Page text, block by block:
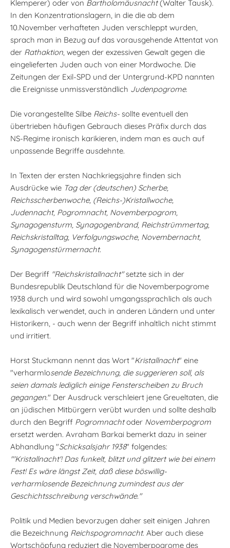
Klemperer) oder von Bartholomäusnacht(Walter Tausk).
In den Konzentrationslagern, in die die ab dem
10.November verhafteten Juden verschleppt wurden,
sprach man in Bezug auf das vorausgehende Attentat von
der Rathaktion, wegen der exzessiven Gewalt gegen die
eingelieferten Juden auch von einer Mordwoche. Die
Zeitungen der Exil-SPD und der Untergrund-KPD nannten
die Ereignisse unmissverständlich Judenpogrome.
Die vorangestellte Silbe Reichs- sollte eventuell den
übertrieben häufigen Gebrauch dieses Präfix durch das
NS-Regime ironisch karikieren, indem man es auch auf
unpassende Begriffe ausdehnte.
In Texten der ersten Nachkriegsjahre finden sich
Ausdrücke wie Tag der (deutschen) Scherbe,
Reichsscherbenwoche, (Reichs-)Kristallwoche,
Judennacht, Pogromnacht, Novemberpogrom,
Synagogensturm, Synagogenbrand, Reichstrümmertag,
Reichskristalltag, Verfolgungswoche, Novembernacht,
Synagogenstürmernacht.
Der Begriff "Reichskristallnacht"setzte sich in der
Bundesrepublik Deutschland für die Novemberpogrome
1938 durch und wird sowohl umgangssprachlich als auch
lexikalisch verwendet, auch in anderen Ländern und unter
Historikern, - auch wenn der Begriff inhaltlich nicht stimmt
und irritiert.
Horst Stuckmann nennt das Wort "Kristallnacht" eine
"verharmlosende Bezeichnung, die suggerieren soll, als
seien damals lediglich einige Fensterscheiben zu Bruch
gegangen." Der Ausdruck verschleiert jene Greueltaten, die
an jüdischen Mitbürgern verübt wurden und sollte deshalb
durch den Begriff Pogromnachtoder Novemberpogrom
ersetzt werden. Avraham Barkai bemerkt dazu in seiner
Abhandlung "Schicksalsjahr 1938" folgendes:
"'Kristallnacht'! Das funkelt, blitzt und glitzert wie bei einem
Fest! Es wäre längst Zeit, daß diese böswillig-
verharmlosende Bezeichnung zumindest aus der
Geschichtsschreibung verschwände."
Politik und Medien bevorzugen daher seit einigen Jahren
die Bezeichnung Reichspogromnacht. Aber auch diese
Wortschöpfung reduziert die Novemberpogrome des